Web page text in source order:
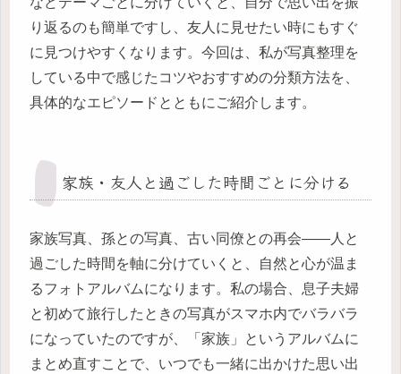
り返るのも簡単ですし、友人に見せたい時にもすぐ
に見つけやすくなります。今回は、私が写真整理を
している中で感じたコツやおすすめの分類方法を、
具体的なエピソードとともにご紹介します。
家族・友人と過ごした時間ごとに分ける
家族写真、孫との写真、古い同僚との再会――人と
過ごした時間を軸に分けていくと、自然と心が温ま
るフォトアルバムになります。私の場合、息子夫婦
と初めて旅行したときの写真がスマホ内でバラバラ
になっていたのですが、「家族」というアルバムに
まとめ直すことで、いつでも一緒に出かけた思い出